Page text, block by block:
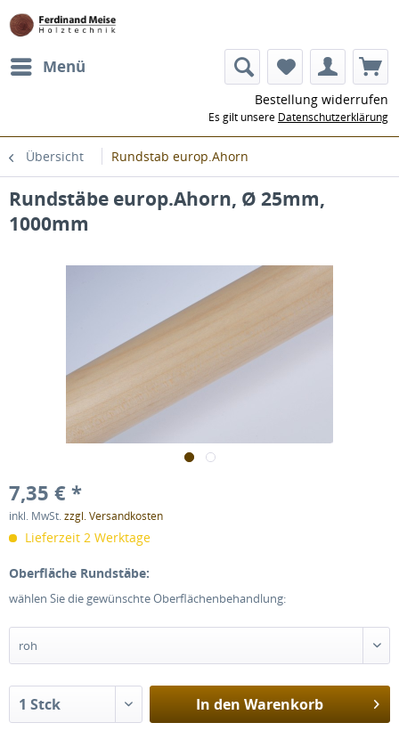
Menü
Bestellung widerrufen
Es gilt unsere Datenschutzerklärung
Übersicht Rundstab europ.Ahorn
Rundstäbe europ.Ahorn, Ø 25mm,
1000mm
7,35 € *
inkl. MwSt.zzgl. Versandkosten
Lieferzeit 2 Werktage
Oberfläche Rundstäbe:
wählen Sie die gewünschte Oberflächenbehandlung:
In den Warenkorb